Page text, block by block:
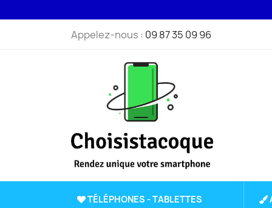
Appelez-nous : 09 87 35 09 96
TÉLÉPHONES - TABLETTES